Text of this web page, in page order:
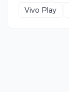
Vivo Play